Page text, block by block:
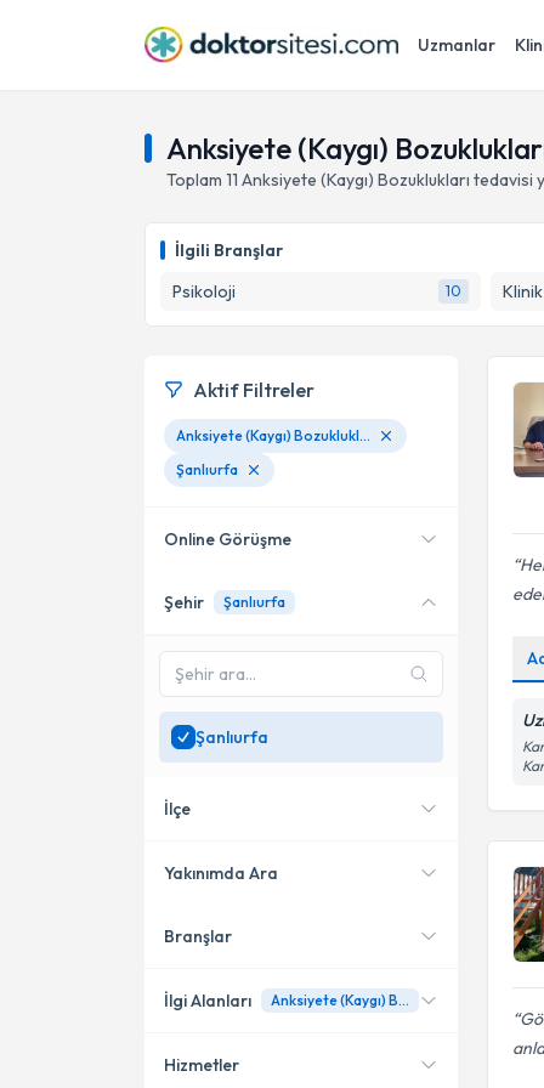
Uzmanlar
Anksiyete (Kaygı)
Toplam 11 Anksiyete (Kaygı) Bozuklukları tedavisi
İlgili Branşlar
Psikoloji
10
Aktif Filtreler
Anksiyete (Kaygı) Bozuklukları
Şanlıurfa
Online Görüşme
Online danışmanlık sunan
SadeceŞanlıurfa
bölgesinde uzman ara
Şehir Şanlıurfa
Şanlıurfa
İlçe
Merkez
Haliliye
Yakınımda Ara
Konumuma yakın uzmanları
Branşlar
Psikoloji
İlgi Alanları Anksiyete (Kaygı) Bozuklukları
Hizmetler